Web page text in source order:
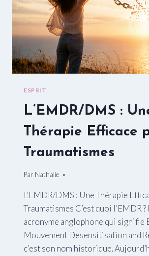
ESPRIT
L’EMDR/DMS :
Thérapie Efficace
Traumatismes
Par Nathalie
06/12/2024
L’EMDR/DMS : Une Thérapie
Traumatismes C’est quoi l’EMDR
acronyme anglophone qui signifie
Mouvement Desensitisation and
c’est son nom historique.